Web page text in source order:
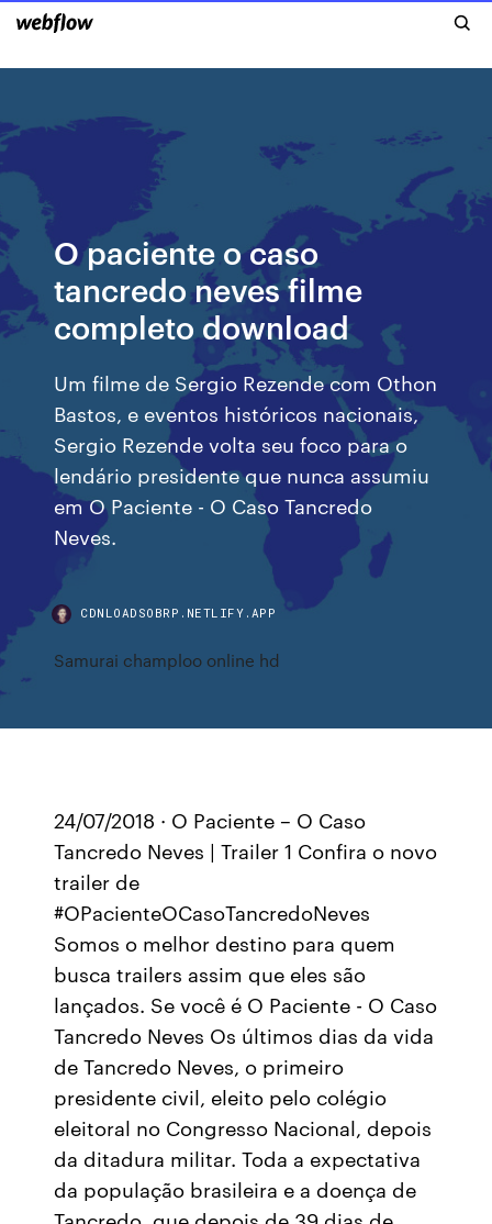
O paciente o caso
tancredo neves filme
completo download
Um filme de Sergio Rezende com Othon
Bastos, e eventos históricos nacionais,
Sergio Rezende volta seu foco para o
lendário presidente que nunca assumiu
em O Paciente - O Caso Tancredo
Neves.
CDNLOADSOBRP.NETLIFY.APP
Samurai champloo online hd
24/07/2018 · O Paciente – O Caso
Tancredo Neves | Trailer 1 Confira o novo
trailer de
#OPacienteOCasoTancredoNeves
Somos o melhor destino para quem
busca trailers assim que eles são
lançados. Se você é O Paciente - O Caso
Tancredo Neves Os últimos dias da vida
de Tancredo Neves, o primeiro
presidente civil, eleito pelo colégio
eleitoral no Congresso Nacional, depois
da ditadura militar. Toda a expectativa
da população brasileira e a doença de